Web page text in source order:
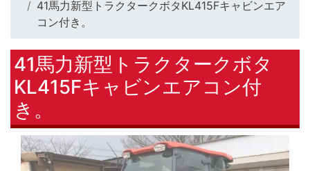
41馬力新型トラクタークボタKL415Fキャビンエア
コン付き。
41馬力新型トラクタークボタ
KL415Fキャビンエアコン付
き。